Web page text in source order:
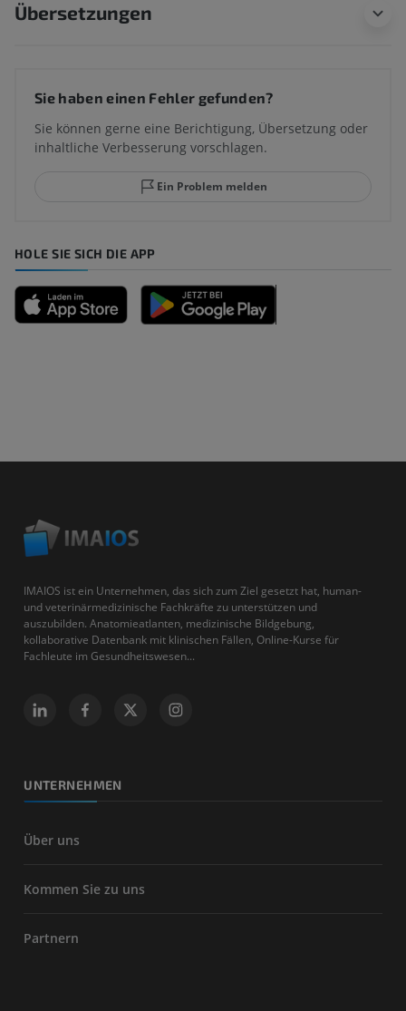
Übersetzungen
Sie haben einen Fehler gefunden?
Sie können gerne eine Berichtigung, Übersetzung oder
inhaltliche Verbesserung vorschlagen.
Ein Problem melden
HOLE SIE SICH DIE APP
IMAIOS ist ein Unternehmen, das sich zum Ziel gesetzt hat, human-
und veterinärmedizinische Fachkräfte zu unterstützen und
auszubilden. Anatomieatlanten, medizinische Bildgebung,
kollaborative Datenbank mit klinischen Fällen, Online-Kurse für
Fachleute im Gesundheitswesen...
UNTERNEHMEN
Über uns
Kommen Sie zu uns
Partnern